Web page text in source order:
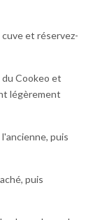
et réservez-
du Cookeo et
légèrement
puis
puis